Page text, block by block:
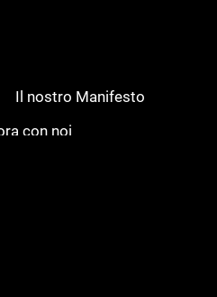
Il nostro Manifesto
con noi